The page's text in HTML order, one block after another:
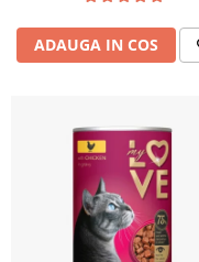
ADAUGA IN COS